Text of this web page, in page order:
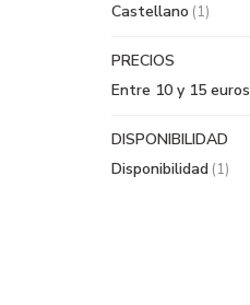
Castellano (1)
PRECIOS
Entre 10 y 15 euros
DISPONIBILIDAD
Disponibilidad (1)